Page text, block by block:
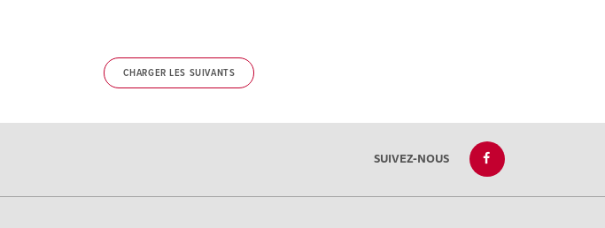
CHARGER LES SUIVANTS
SUIVEZ-NOUS